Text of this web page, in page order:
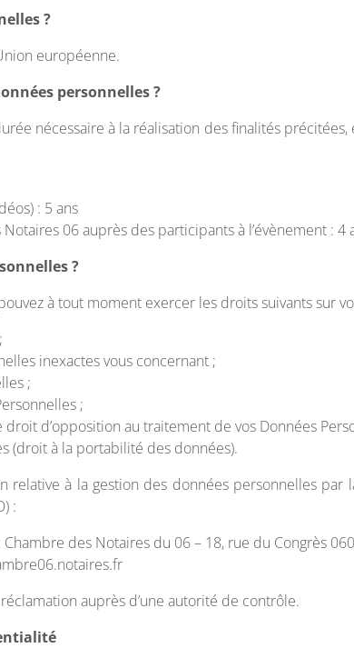
?
européenne.
personnelles ?
nécessaire à la réalisation des finalités précitées,
: 5 ans
06 auprès des participants à l’évènement : 4
?
à tout moment exercer les droits suivants sur
inexactes vous concernant ;
;
;
d’opposition au traitement de vos Données
(droit à la portabilité des données).
à la gestion des données personnelles par
:
des Notaires du 06 – 18, rue du Congrès
auprès d’une autorité de contrôle.